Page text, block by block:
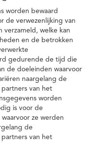
worden bewaard
de verwezenlijking van
verzameld, welke kan
en de betrokken
gedurende de tijd die
de doeleinden waarvoor
naargelang de
van het
worden
is voor de
ze werden
de
van het